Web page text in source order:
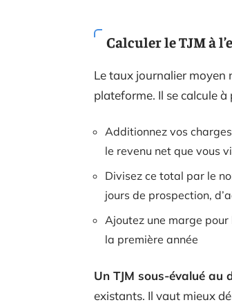
Calculer le TJM à
Le taux journalier moyen
plateforme. Il se calcule
Additionnez vos
le revenu net que vous
Divisez ce total par le
jours de prospection,
Ajoutez une marge
la première année
Un TJM sous-évalué
existants. Il vaut mieux